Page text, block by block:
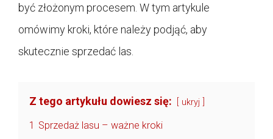
być złożonym procesem. W tym artykule
omówimy kroki, które należy podjąć, aby
skutecznie sprzedać las.
Z tego artykułu dowiesz się: ukryj
1 Sprzedaż lasu – ważne kroki